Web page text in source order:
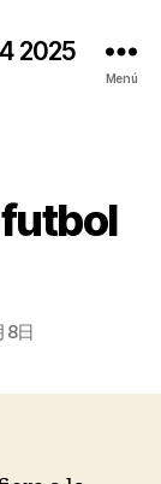
2025
Menú
8日